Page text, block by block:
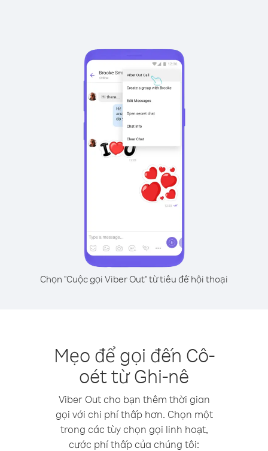
Chọn "Cuộc gọi Viber Out" từ tiêu đề hội thoại
Mẹo để gọi đến Cô-
oét từ Ghi-nê
Viber Out cho bạn thêm thời gian
gọi với chi phí thấp hơn. Chọn một
trong các tùy chọn gọi linh hoạt,
cước phí thấp của chúng tôi: